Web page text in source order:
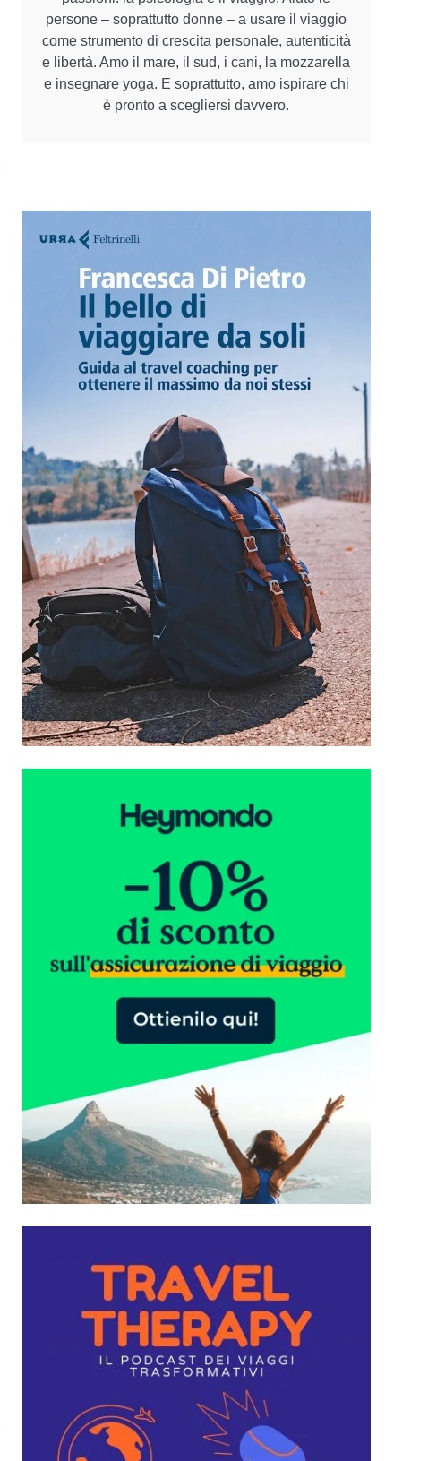
persone – soprattutto donne – a usare il viaggio
come strumento di crescita personale, autenticità
e libertà. Amo il mare, il sud, i cani, la mozzarella
e insegnare yoga. E soprattutto, amo ispirare chi
è pronto a scegliersi davvero.